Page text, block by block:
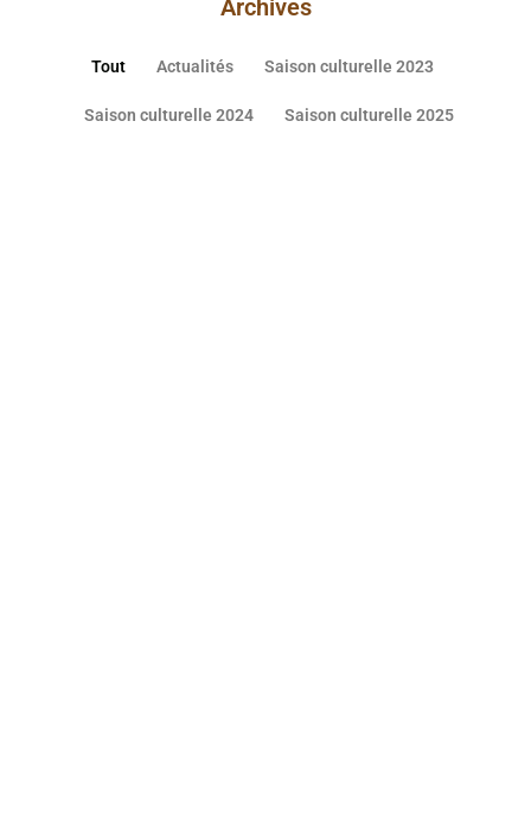
Archives
Tout Actualités Saison culturelle 2023
Saison culturelle 2024 Saison culturelle 2025